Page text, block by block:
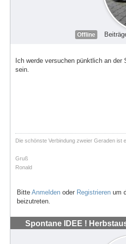
Offline
Ich werde versuchen pünktlich an der
sein.
Die schönste Verbindung zweier Geraden ist
Gruß
Ronald
Bitte Anmelden oder Registrieren um
beizutreten.
Spontane IDEE !